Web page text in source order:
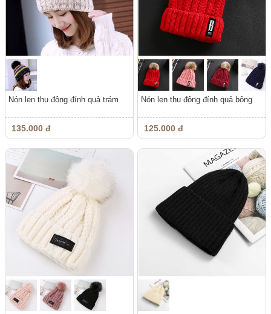
Nón len thu đông đính quả trám
135.000 đ
Nón len thu đông đính quả bông
125.000 đ